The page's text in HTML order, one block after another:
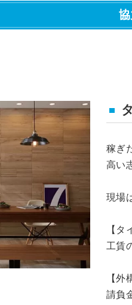
稼ぎ
高い
現場
【タ
工賃
【外
請負